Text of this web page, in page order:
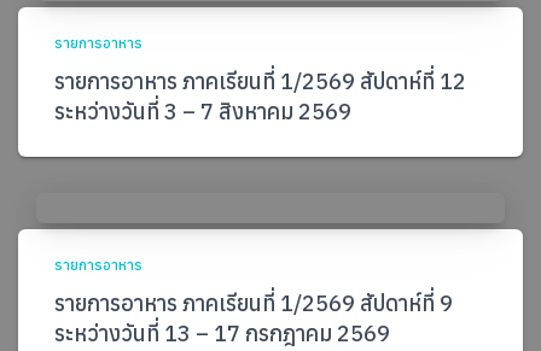
รายการอาหาร
รายการอาหาร ภาคเรียนที่ 1/2569 สัปดาห์ที่ 12
ระหว่างวันที่ 3 – 7 สิงหาคม 2569
รายการอาหาร
รายการอาหาร ภาคเรียนที่ 1/2569 สัปดาห์ที่ 9
ระหว่างวันที่ 13 – 17 กรกฎาคม 2569